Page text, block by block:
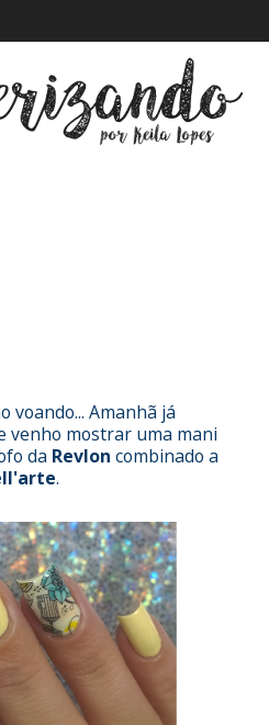
voando... Amanhã já
venho mostrar uma mani
da Revlon combinado a
.